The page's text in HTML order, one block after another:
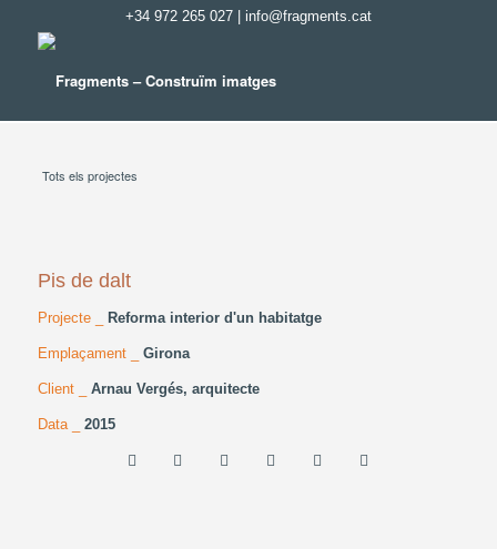
+34 972 265 027| info@fragments.cat
Tots els projectes
Pis de dalt
Projecte _ Reforma interior d'un habitatge
Emplaçament _ Girona
Client _ Arnau Vergés, arquitecte
Data _ 2015